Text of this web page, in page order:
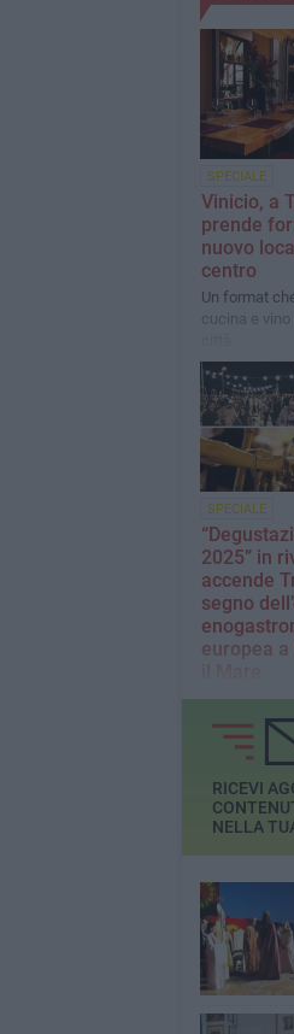
SPECIALE
Vinicio, a
prende
nuovo
centro
Un format
cucina e
SPECIALE
2025” in
accende
segno
europea
La IX
kermesse
diventa
con più di 80
tutta Europa
Varvaglione,
RICEVI
NELLA